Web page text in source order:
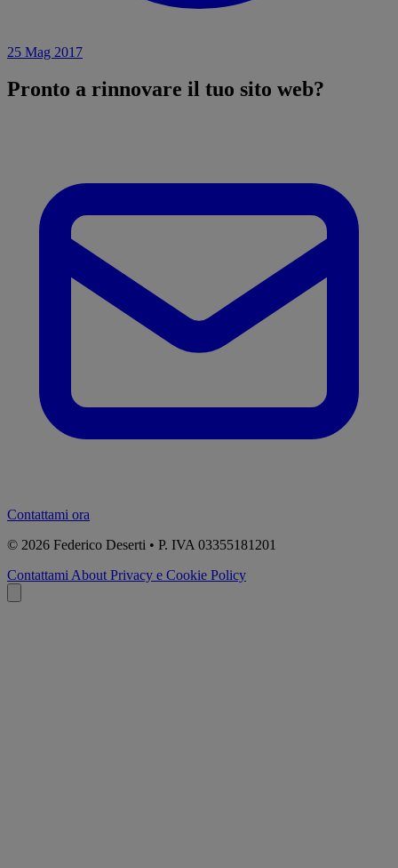
25 Mag 2017
Pronto a rinnovare il tuo sito web?
Contattami ora
© 2026 Federico Deserti • P. IVA 03355181201
Contattami About Privacy e Cookie Policy